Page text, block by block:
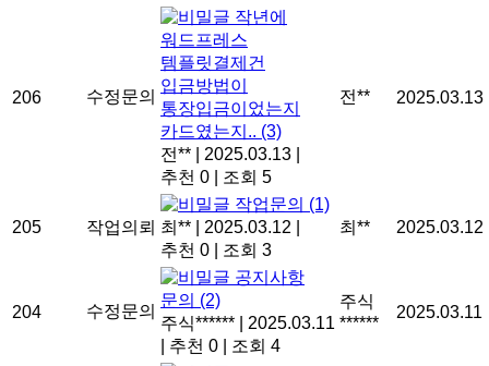
206 수정문의
작년에
워드프레스
템플릿결제건
입금방법이
통장입금이었는지
카드였는지.. (3)
전**
2025.03.13
추천 0
조회 5
전** 2025.03.13
205 작업의뢰
작업문의 (1)
최**
2025.03.12
추천 0
조회 3
최** 2025.03.12
204 수정문의
공지사항
문의 (2)
주식******
2025.03.11
추천 0 조회 4
주식
******
2025.03.11